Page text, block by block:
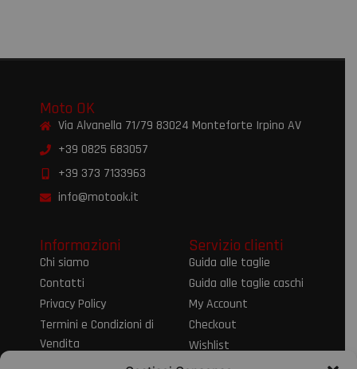
Moto OK
Via Alvanella 71/79 83024 Monteforte Irpino AV
+39 0825 683057
+39 373 7133963
info@motook.it
Informazioni
Chi siamo
Contatti
Privacy Policy
Termini e Condizioni di
Vendita
Informativa sul Diritto
Servizio clienti
Guida alle taglie
Guida alle taglie caschi
My Account
Checkout
Wishlist